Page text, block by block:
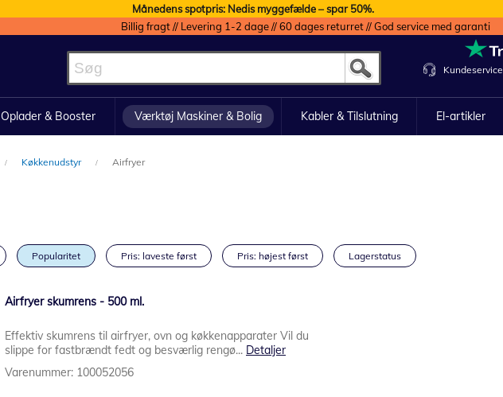
Månedens spotpris: Nedis myggefælde – spar 50%.
Billig fragt // Levering 1-2 dage // 60 dages returret // God service med garanti
Kundeservice
Oplader & Booster Værktøj Maskiner & Bolig Kabler & Tilslutning El-artikler
Køkkenudstyr Airfryer
Popularitet Pris: laveste først Pris: højest først Lagerstatus
Airfryer skumrens - 500 ml.
Effektiv skumrens til airfryer, ovn og køkkenapparater Vil du
slippe for fastbrændt fedt og besværlig rengø... Detaljer
Varenummer: 100052056